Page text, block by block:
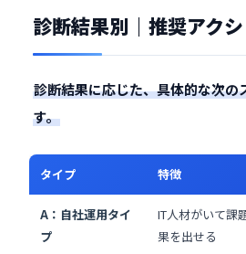
診断結果別｜推奨アク
診断結果に応じた、具体的な次の
す。
タイプ 特徴
A：自社運用タイ
プ
IT人材がいて課
果を出せる